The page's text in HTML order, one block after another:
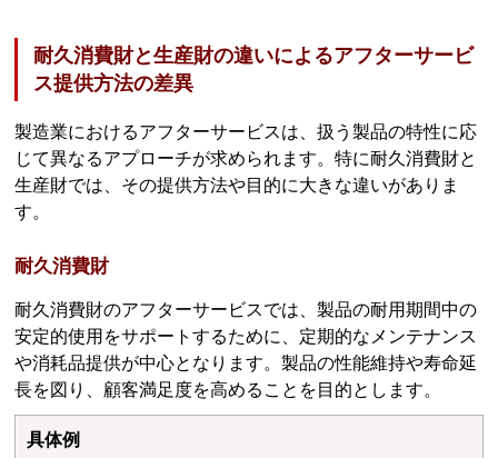
耐久消費財と生産財の違いによるアフターサービ
ス提供方法の差異
製造業におけるアフターサービスは、扱う製品の特性に応
じて異なるアプローチが求められます。特に耐久消費財と
生産財では、その提供方法や目的に大きな違いがありま
す。
耐久消費財
耐久消費財のアフターサービスでは、製品の耐用期間中の
安定的使用をサポートするために、定期的なメンテナンス
や消耗品提供が中心となります。製品の性能維持や寿命延
長を図り、顧客満足度を高めることを目的とします。
具体例